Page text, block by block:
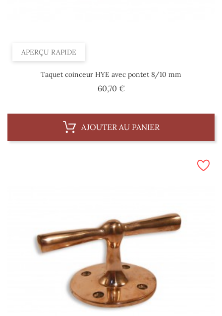
APERÇU RAPIDE
Taquet coinceur HYE avec pontet 8/10 mm
60,70 €Prix
AJOUTER AU PANIER